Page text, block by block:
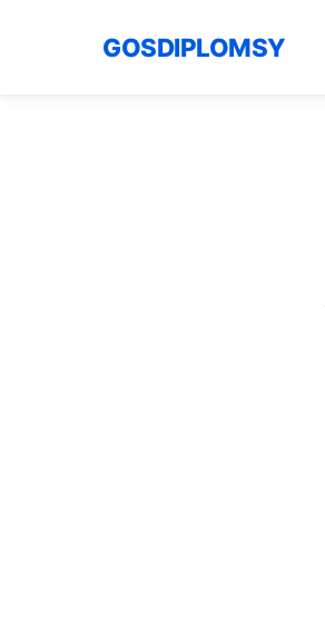
GOSDIPLOMSY